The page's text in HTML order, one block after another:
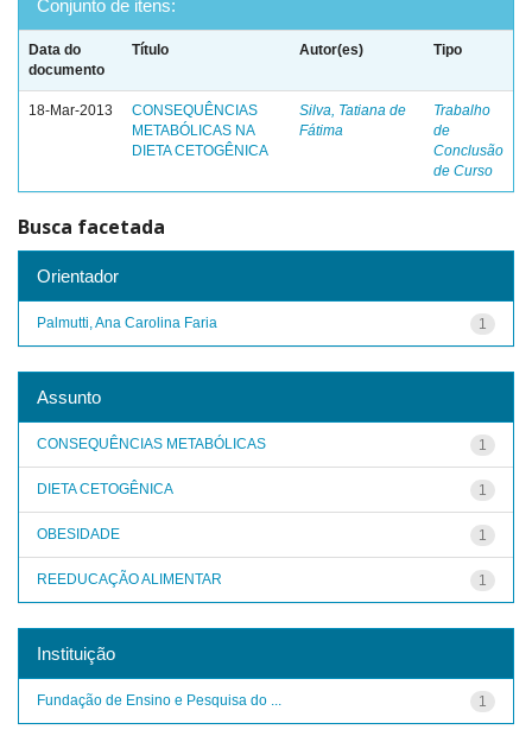
Conjunto de itens:
Data do
documento
Título Autor(es) Tipo
18-Mar-2013
CONSEQUÊNCIAS
METABÓLICAS NA
DIETA CETOGÊNICA
Silva, Tatiana de
Fátima
Trabalho
de
Conclusão
de Curso
Busca facetada
Orientador
1
Palmutti, Ana Carolina Faria
Assunto
1
CONSEQUÊNCIAS METABÓLICAS
1
DIETA CETOGÊNICA
1
OBESIDADE
1
REEDUCAÇÃO ALIMENTAR
Instituição
1
Fundação de Ensino e Pesquisa do ...